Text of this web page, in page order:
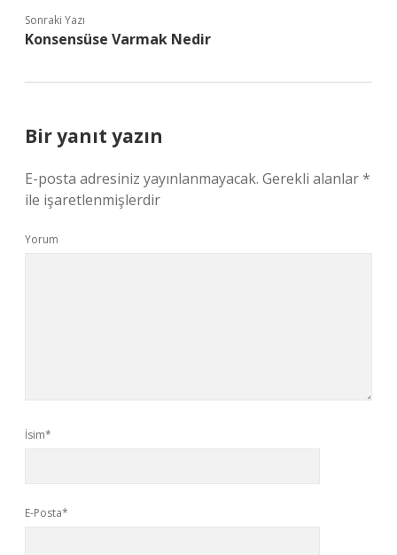
Sonraki Yazı
Konsensüse Varmak Nedir
Bir yanıt yazın
E-posta adresiniz yayınlanmayacak. Gerekli alanlar*
ile işaretlenmişlerdir
Yorum
İsim*
E-Posta*